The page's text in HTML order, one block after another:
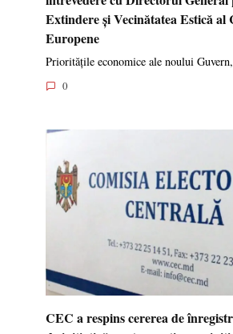
Extindere și Vecinătatea Estică al
Europene
Prioritățile economice ale noului
0
CEC a respins cererea de